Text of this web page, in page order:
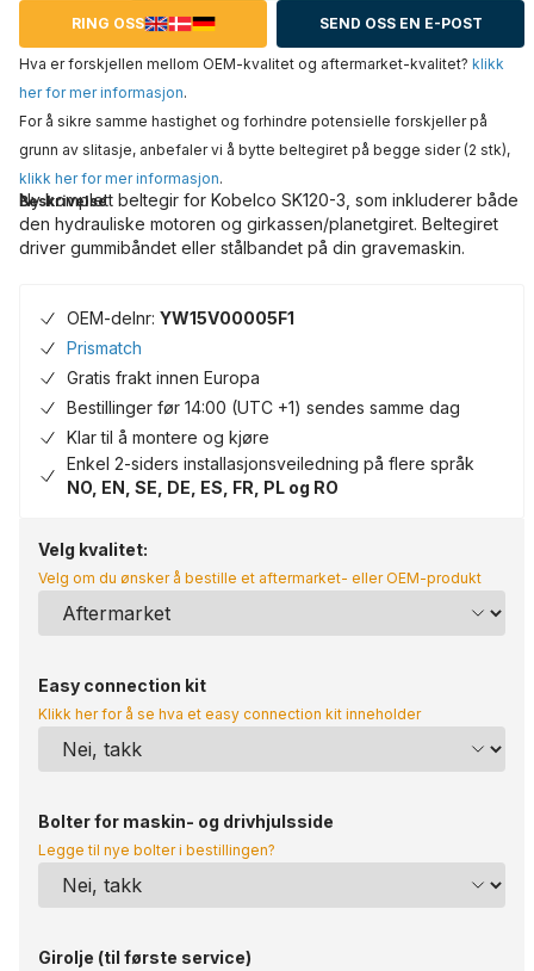
RING OSS SEND OSS EN E-POST
Hva er forskjellen mellom OEM-kvalitet og aftermarket-kvalitet? klikk
her for mer informasjon.
For å sikre samme hastighet og forhindre potensielle forskjeller på
grunn av slitasje, anbefaler vi å bytte beltegiret på begge sider (2 stk),
klikk her for mer informasjon.
Beskrivelse
Ny komplett beltegir for Kobelco SK120-3, som inkluderer både
den hydrauliske motoren og girkassen/planetgiret. Beltegiret
driver gummibåndet eller stålbandet på din gravemaskin.
OEM-delnr: YW15V00005F1
Prismatch
Gratis frakt innen Europa
Bestillinger før 14:00 (UTC +1) sendes samme dag
Klar til å montere og kjøre
Enkel 2-siders installasjonsveiledning på flere språk
NO, EN, SE, DE, ES, FR, PL og RO
Velg kvalitet:
Velg om du ønsker å bestille et aftermarket- eller OEM-produkt
Easy connection kit
Klikk her for å se hva et easy connection kit inneholder
Bolter for maskin- og drivhjulsside
Legge til nye bolter i bestillingen?
Girolje (til første service)